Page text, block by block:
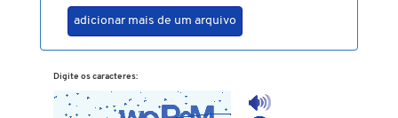
Digite os caracteres: